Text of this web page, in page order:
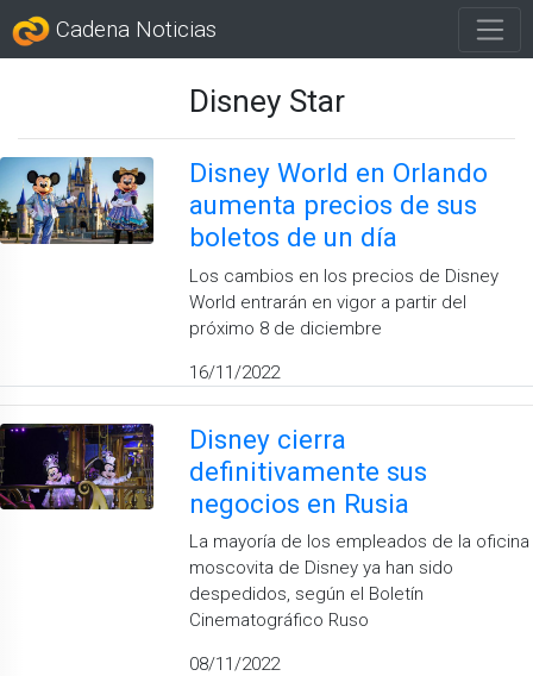
Cadena Noticias
Disney Star
Disney World en Orlando
aumenta precios de sus
boletos de un día
Los cambios en los precios de Disney
World entrarán en vigor a partir del
próximo 8 de diciembre
16/11/2022
Disney cierra
definitivamente sus
negocios en Rusia
La mayoría de los empleados de la oficina
moscovita de Disney ya han sido
despedidos, según el Boletín
Cinematográfico Ruso
08/11/2022